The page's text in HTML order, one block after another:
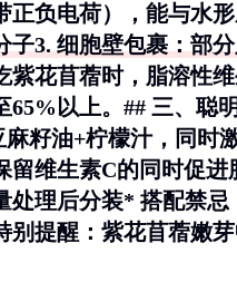
正负电荷），能与水
子3. 细胞壁包裹 ：部
紫花苜蓿时，脂溶性
65%以上。## 三、聪
麻籽油+柠檬汁，同时
留维生素C的同时促
处理后分装* 搭配禁忌
别提醒：紫花苜蓿嫩